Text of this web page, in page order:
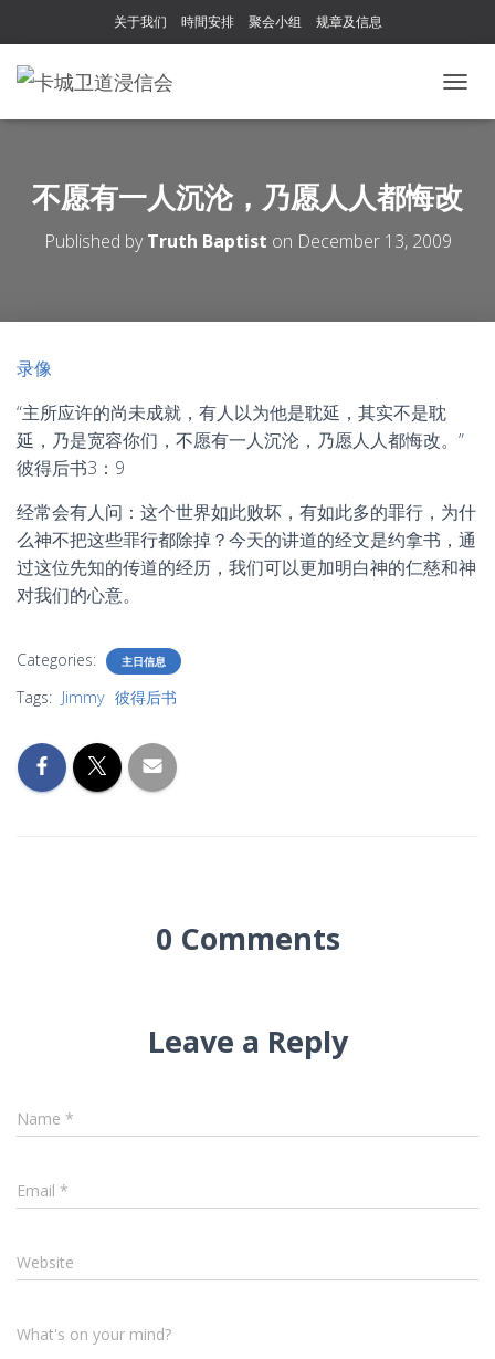
关于我们 時間安排 聚会小组 规章及信息
O
E
不愿有一人沉沦，乃愿人人都悔改
Published byTruth Baptist on December 13, 2009
录像
“主所应许的尚未成就，有人以为他是耽延，其实不是耽
延，乃是宽容你们，不愿有一人沉沦，乃愿人人都悔改。”
彼得后书3：9
经常会有人问：这个世界如此败坏，有如此多的罪行，为什
么神不把这些罪行都除掉？今天的讲道的经文是约拿书，通
过这位先知的传道的经历，我们可以更加明白神的仁慈和神
对我们的心意。
Categories: 主日信息
Tags: Jimmy 彼得后书
0 Comments
Leave a Reply
Name *
Email *
Website
What's on your mind?